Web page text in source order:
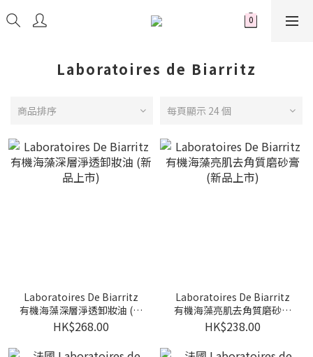
Laboratoires de Biarritz
商品排序 每頁顯示 24 個
Laboratoires De Biarritz
有機海藻深層淨透卸妝油 (新
品上市)
HK$268.00
Laboratoires De Biarritz
有機海藻亮肌去角質磨砂膏
(新品上市)
HK$238.00